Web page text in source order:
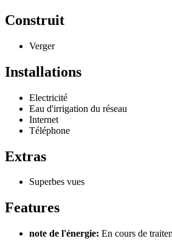
Construit
Verger
Installations
Electricité
Eau d'irrigation du réseau
Internet
Téléphone
Extras
Superbes vues
Features
note de l'énergie: En cours de